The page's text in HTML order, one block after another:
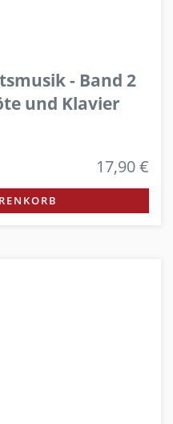
- Band 2
und Klavier
17,90 €